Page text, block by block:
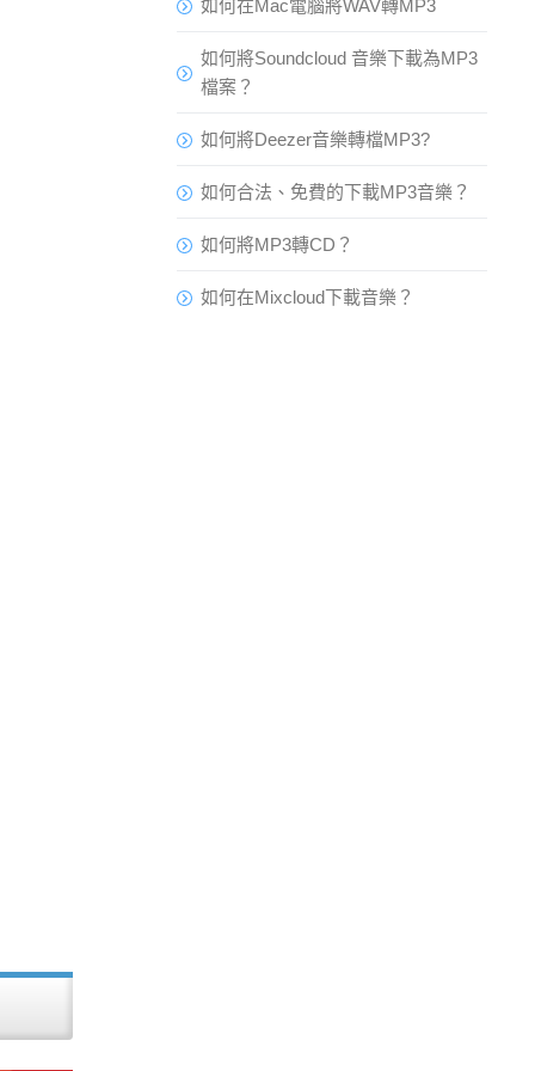
如何在Mac電腦將WAV轉MP3
如何將Soundcloud 音樂下載為MP3
檔案？
如何將Deezer音樂轉檔MP3?
如何合法、免費的下載MP3音樂？
如何將MP3轉CD？
如何在Mixcloud下載音樂？